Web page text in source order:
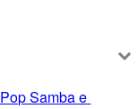
Samba e